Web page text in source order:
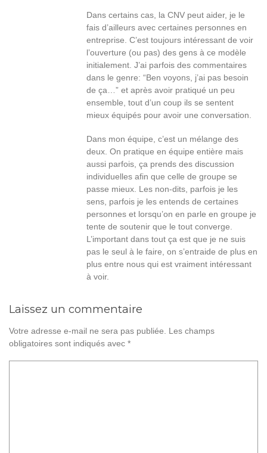
Dans certains cas, la CNV peut aider, je le
fais d’ailleurs avec certaines personnes en
entreprise. C’est toujours intéressant de voir
l’ouverture (ou pas) des gens à ce modèle
initialement. J’ai parfois des commentaires
dans le genre: “Ben voyons, j’ai pas besoin
de ça…” et après avoir pratiqué un peu
ensemble, tout d’un coup ils se sentent
mieux équipés pour avoir une conversation.
Dans mon équipe, c’est un mélange des
deux. On pratique en équipe entière mais
aussi parfois, ça prends des discussion
individuelles afin que celle de groupe se
passe mieux. Les non-dits, parfois je les
sens, parfois je les entends de certaines
personnes et lorsqu’on en parle en groupe je
tente de soutenir que le tout converge.
L’important dans tout ça est que je ne suis
pas le seul à le faire, on s’entraide de plus en
plus entre nous qui est vraiment intéressant
à voir.
Laissez un commentaire
Votre adresse e-mail ne sera pas publiée.
Les champs
obligatoires sont indiqués avec *